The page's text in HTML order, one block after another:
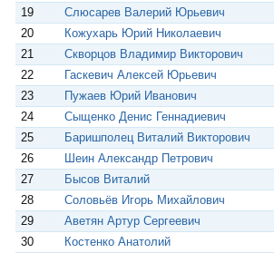
19
Слюсарев Валерий Юрьевич
20
Кожухарь Юрий Николаевич
21
Скворцов Владимир Викторович
22
Гаскевич Алексей Юрьевич
23
Пужаев Юрий Иванович
24
Сыщенко Денис Геннадиевич
25
Баришполец Виталий Викторович
26
Шеин Александр Петрович
27
Бысов Виталий
28
Соловьёв Игорь Михайлович
29
Аветян Артур Сергеевич
30
Костенко Анатолий